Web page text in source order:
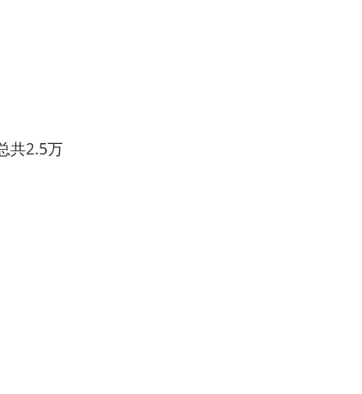
共2.5万